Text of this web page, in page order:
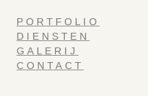
PORTFOLIO
DIENSTEN
GALERIJ
CONTACT